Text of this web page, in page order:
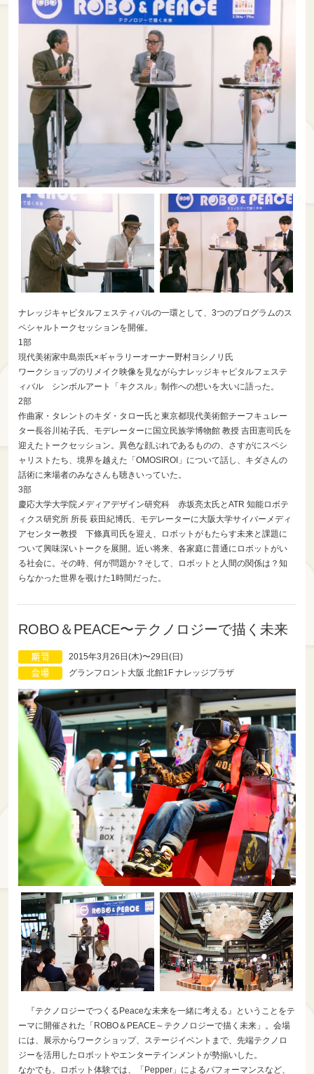
ナレッジキャピタルフェスティバルの一環として、3つのプログラムのス
ペシャルトークセッションを開催。
1部
現代美術家中島崇氏×ギャラリーオーナー野村ヨシノリ氏
ワークショップのリメイク映像を見ながらナレッジキャピタルフェステ
ィバル シンボルアート「キクスル」制作への想いを大いに語った。
2部
作曲家・タレントのキダ・タロー氏と東京都現代美術館チーフキュレー
ター長谷川祐子氏、モデレーターに国立民族学博物館 教授 吉田憲司氏を
迎えたトークセッション。異色な顔ぶれであるものの、さすがにスペシ
ャリストたち、境界を越えた「OMOSIROI」について話し、キダさんの
話術に来場者のみなさんも聴きいっていた。
3部
慶応大学大学院メディアデザイン研究科 赤坂亮太氏とATR 知能ロボテ
ィクス研究所 所長 萩田紀博氏、モデレーターに大阪大学サイバーメディ
アセンター教授 下條真司氏を迎え、ロボットがもたらす未来と課題に
ついて興味深いトークを展開。近い将来、各家庭に普通にロボットがい
る社会に。その時、何が問題か？そして、ロボットと人間の関係は？知
らなかった世界を覗けた1時間だった。
ROBO＆PEACE〜テクノロジーで描く未来
2015年3月26日(木)〜29日(日)
グランフロント大阪 北館1F ナレッジプラザ
『テクノロジーでつくるPeaceな未来を一緒に考える』ということをテ
ーマに開催された「ROBO＆PEACE～テクノロジーで描く未来」。会場
には、展示からワークショップ、ステージイベントまで、先端テクノロ
ジーを活用したロボットやエンターテインメントが勢揃いした。
なかでも、ロボット体験では、「Pepper」によるパフォーマンスなど、